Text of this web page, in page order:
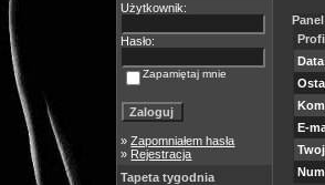
Użytkownik:
Hasło:
Zapamiętaj mnie
»Zapomniałem hasła
» Rejestracja
Tapeta tygodnia
E-